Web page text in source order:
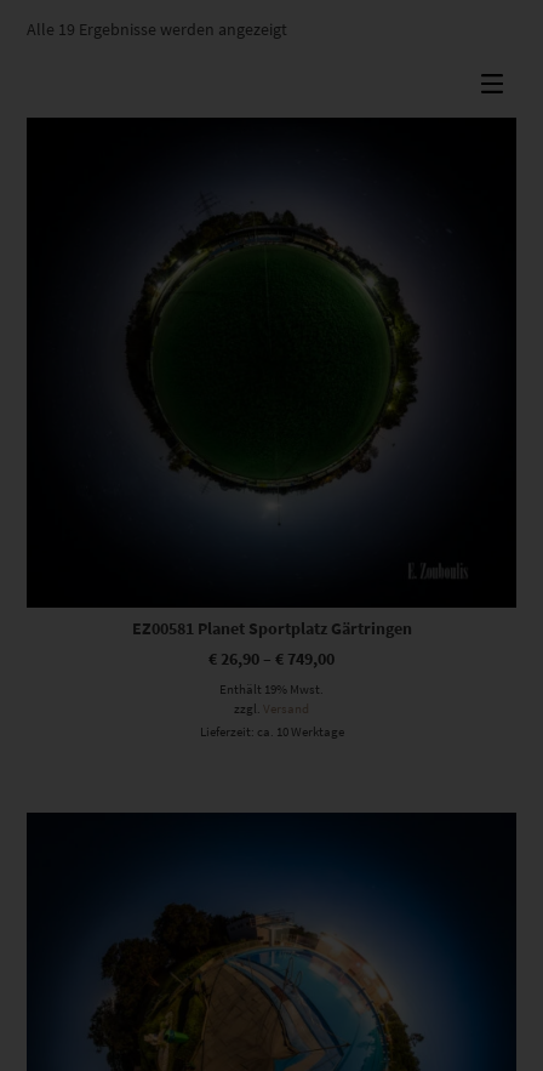
Alle 19 Ergebnisse werden angezeigt
Dieses Produkt weist mehrere Varianten auf. Die Optionen können auf der Produktseite gewählt werden
EZ00581 Planet Sportplatz Gärtringen
€ 26,90 – € 749,00
Enthält 19% Mwst.
zzgl.
Versand
Lieferzeit: ca. 10 Werktage
Dieses Produkt weist mehrere Varianten auf. Die Optionen können auf der Produktseite gewählt werden